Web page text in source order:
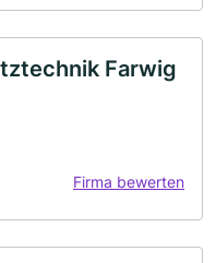
Farwig
Firma bewerten